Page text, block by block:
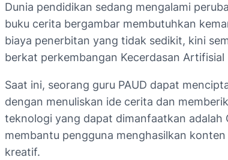
Dunia pendidikan sedang mengalami
buku cerita bergambar membutuhkan
biaya penerbitan yang tidak sedikit, kini
berkat perkembangan Kecerdasan
Saat ini, seorang guru PAUD dapat
dengan menuliskan ide cerita dan
teknologi yang dapat dimanfaatkan adalah
membantu pengguna menghasilkan
kreatif.